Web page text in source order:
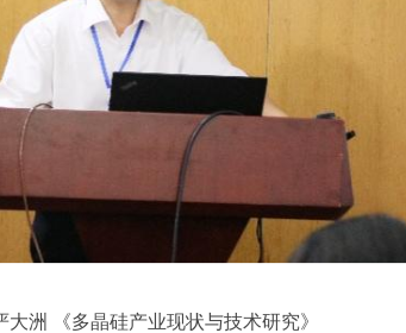
《多晶硅产业现状与技术研究》